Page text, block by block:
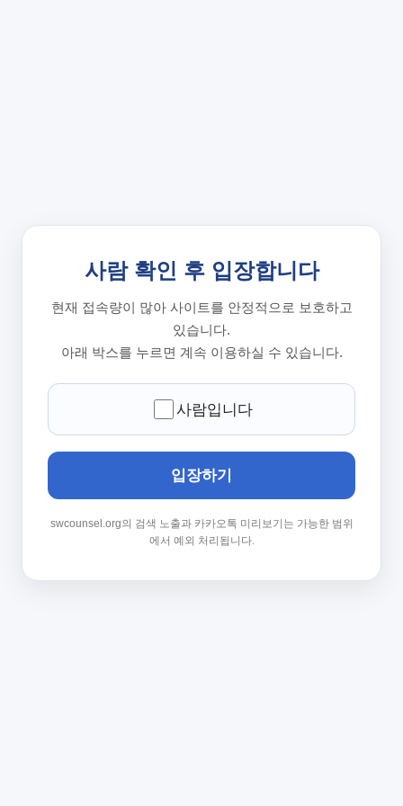
사람 확인 후 입장합니다
현재 접속량이 많아 사이트를 안정적으로 보호하고
있습니다.
아래 박스를 누르면 계속 이용하실 수 있습니다.
사람입니다
입장하기
swcounsel.org의 검색 노출과 카카오톡 미리보기는 가능한 범위
에서 예외 처리됩니다.